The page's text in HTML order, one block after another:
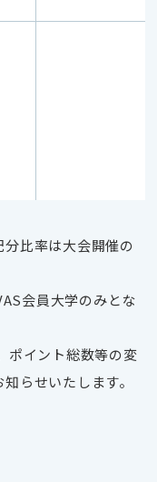
比率は大会開催の
会員大学のみとな
ポイント総数等の変
らせいたします。